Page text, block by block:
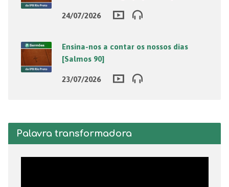
24/07/2026
Ensina-nos a contar os nossos dias
[Salmos 90]
23/07/2026
Palavra transformadora